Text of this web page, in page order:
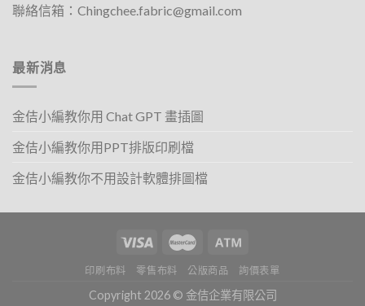
頁
擇
選
頁
聯絡信箱： Chingchee.fabric@gmail.com
最新消息
金佶小編教你用 Chat GPT 畫插圖
金佶小編教你用PPT排版印刷檔
金佶小編教你不用設計軟體排圖檔
印刷布料 零售布料 公版商品 詢價表單
Copyright 2026 © 金佶企業有限公司